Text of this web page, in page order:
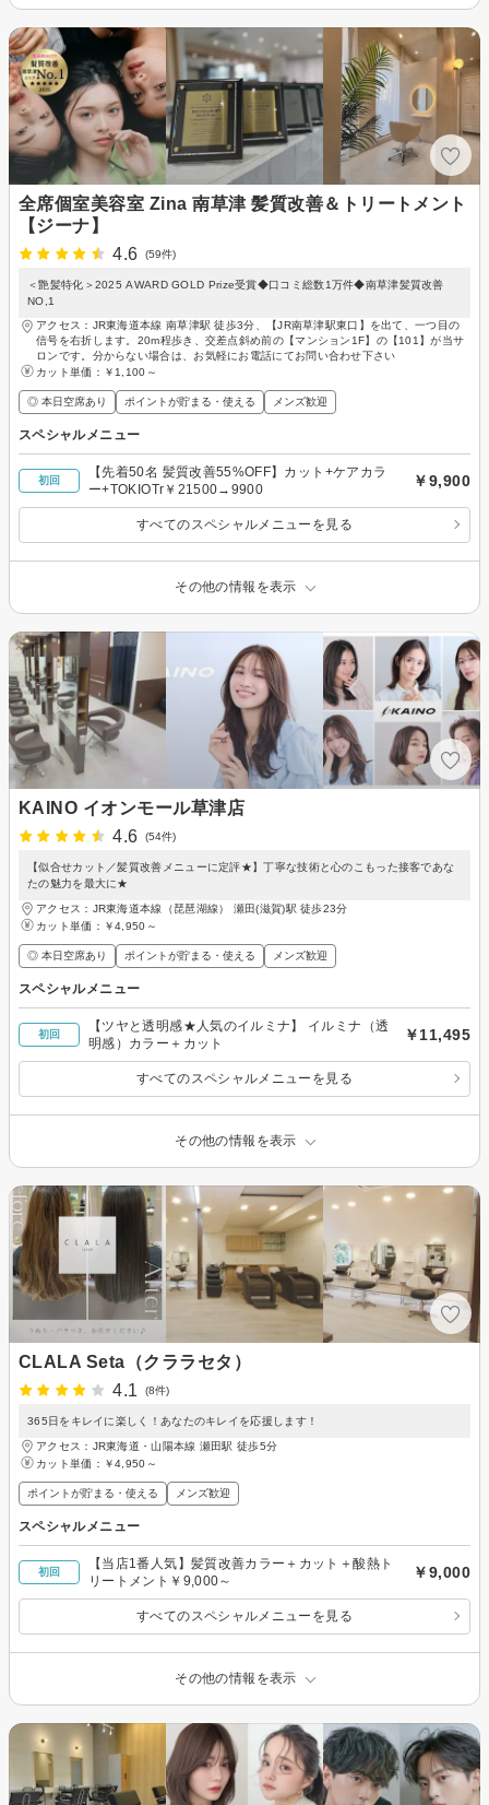
全席個室美容室 Zina 南草津 髪質改善＆トリートメント
【ジーナ】
4.6
(59件)
＜艶髪特化＞2025 AWARD GOLD Prize受賞◆口コミ総数1万件◆南草津髪質改善
NO,1
アクセス：JR東海道本線 南草津駅 徒歩3分、【JR南草津駅東口】を出て、一つ目の
信号を右折します。20m程歩き、交差点斜め前の【マンション1F】の【101】が当サ
ロンです。分からない場合は、お気軽にお電話にてお問い合わせ下さい
カット単価： ￥1,100～
◎ 本日空席あり ポイントが貯まる・使える メンズ歓迎
スペシャルメニュー
初回
【先着50名 髪質改善55%OFF】カット+ケアカラ
ー+TOKIOTr￥21500→9900
￥9,900
すべてのスペシャルメニューを見る
その他の情報を表示
KAINO イオンモール草津店
4.6
(54件)
【似合せカット／髪質改善メニューに定評★】丁寧な技術と心のこもった接客であな
たの魅力を最大に★
アクセス：JR東海道本線（琵琶湖線） 瀬田(滋賀)駅 徒歩23分
カット単価： ￥4,950～
◎ 本日空席あり ポイントが貯まる・使える メンズ歓迎
スペシャルメニュー
初回
【ツヤと透明感★人気のイルミナ】 イルミナ（透
明感）カラー＋カット
￥11,495
すべてのスペシャルメニューを見る
その他の情報を表示
CLALA Seta（クララセタ）
4.1
(8件)
365日をキレイに楽しく！あなたのキレイを応援します！
アクセス：JR東海道・山陽本線 瀬田駅 徒歩5分
カット単価： ￥4,950～
ポイントが貯まる・使える メンズ歓迎
スペシャルメニュー
初回
【当店1番人気】髪質改善カラー＋カット＋酸熱ト
リートメント￥9,000～
￥9,000
すべてのスペシャルメニューを見る
その他の情報を表示